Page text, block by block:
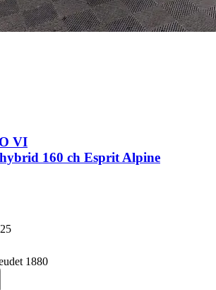
VI
160 ch Esprit Alpine
1880